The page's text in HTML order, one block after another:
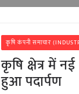
कृषि कंपनी समाचार
कृषि क्षेत्र में
हुआ पदार्पण